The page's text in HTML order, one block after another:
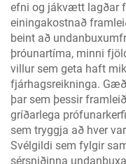
efni og jákvætt lagðar
einingakostnað
beint að
þróunartíma, minni
villur sem geta haft
fjárhagsreikninga.
þar sem þessir
gríðarlega
sem tryggja að hver
Svélgildi sem fylgir
sérsniðinna